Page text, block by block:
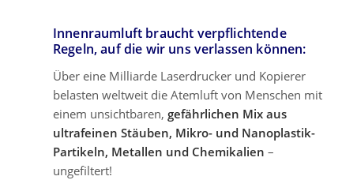
Innenraumluft braucht verpflichtende
Regeln, auf die wir uns verlassen können:
Über eine Milliarde Laserdrucker und Kopierer
belasten weltweit die Atemluft von Menschen mit
einem unsichtbaren, gefährlichen Mix aus
ultrafeinen Stäuben, Mikro- und Nanoplastik-
Partikeln, Metallen und Chemikalien –
ungefiltert!